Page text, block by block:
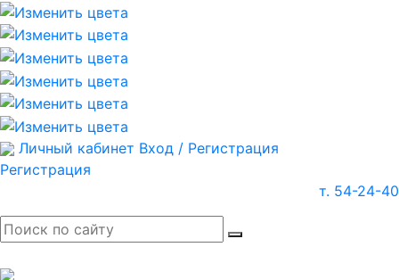
Личный кабинет Вход / Регистрация
Регистрация
т. 54-24-40